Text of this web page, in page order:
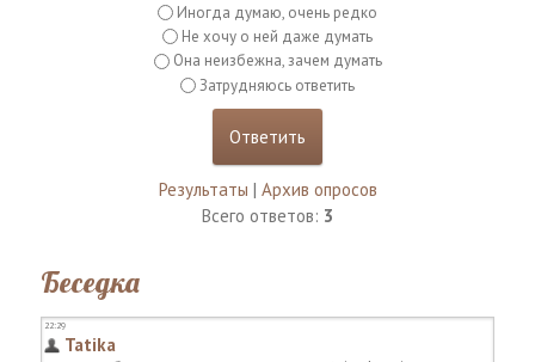
Иногда думаю, очень редко
Не хочу о ней даже думать
Она неизбежна, зачем думать
Затрудняюсь ответить
Результаты | Архив опросов
Всего ответов: 3
Беседка